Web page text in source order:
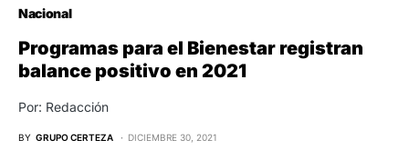
Nacional
Programas para el Bienestar registran
balance positivo en 2021
Por: Redacción
BY GRUPO CERTEZA DICIEMBRE 30, 2021